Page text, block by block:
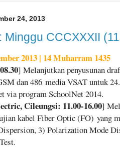
24, 2013
Minggu CCCXXXII
2013 | 14 Muharram 1435
] Melanjutkan penyusunan
dan 486 media VSAT untuk
via program SchoolNet 2014.
Cileungsi: 11.00-16.00]
kabel Fiber Optic (FO) yang
3) Polarization Mode